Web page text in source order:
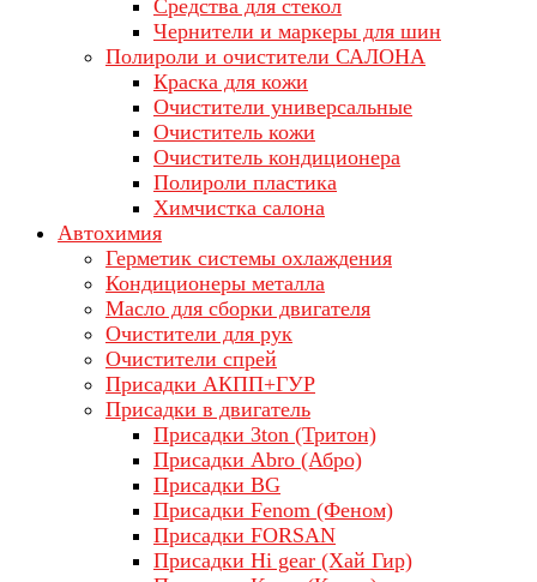
Средства для стекол
Чернители и маркеры для шин
Полироли и очистители САЛОНА
Краска для кожи
Очистители универсальные
Очиститель кожи
Очиститель кондиционера
Полироли пластика
Химчистка салона
Автохимия
Герметик системы охлаждения
Кондиционеры металла
Масло для сборки двигателя
Очистители для рук
Очистители спрей
Присадки АКПП+ГУР
Присадки в двигатель
Присадки 3ton (Тритон)
Присадки Abro (Абро)
Присадки BG
Присадки Fenom (Феном)
Присадки FORSAN
Присадки Hi gear (Хай Гир)